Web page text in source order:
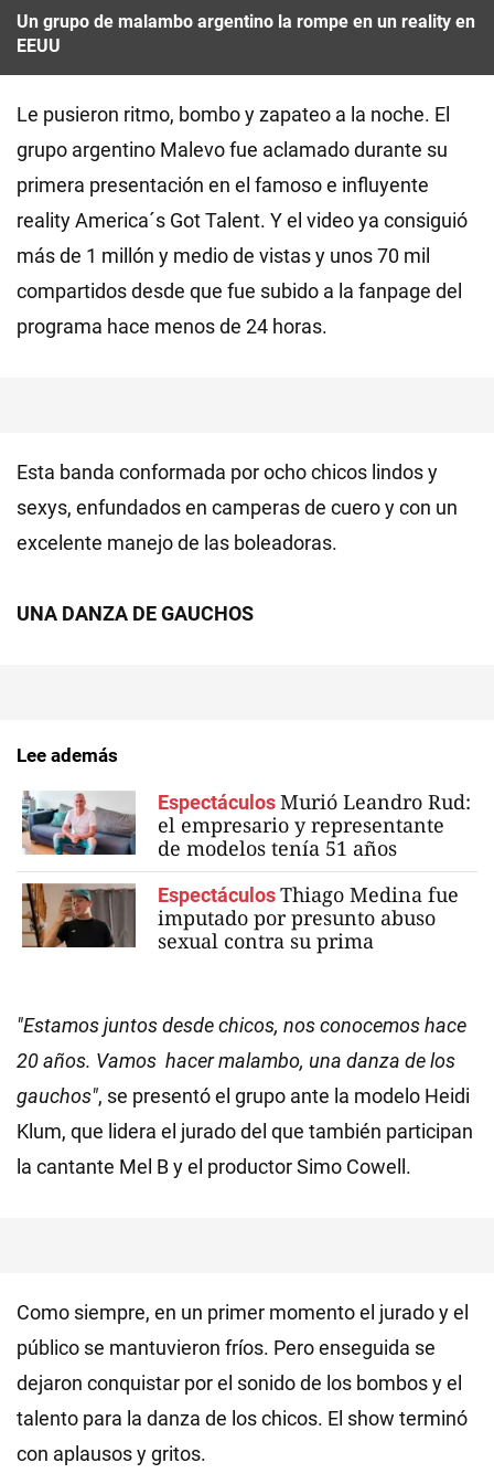
Un grupo de malambo argentino la rompe en un reality en
EEUU
Le pusieron ritmo, bombo y zapateo a la noche. El
grupo argentino Malevo fue aclamado durante su
primera presentación en el famoso e influyente
reality America´s Got Talent. Y el video ya consiguió
más de 1 millón y medio de vistas y unos 70 mil
compartidos desde que fue subido a la fanpage del
programa hace menos de 24 horas.
Esta banda conformada por ocho chicos lindos y
sexys, enfundados en camperas de cuero y con un
excelente manejo de las boleadoras.
UNA DANZA DE GAUCHOS
Lee además
EspectáculosMurió Leandro Rud:
el empresario y representante
de modelos tenía 51 años
EspectáculosThiago Medina fue
imputado por presunto abuso
sexual contra su prima
"Estamos juntos desde chicos, nos conocemos hace
20 años. Vamos hacer malambo, una danza de los
gauchos", se presentó el grupo ante la modelo Heidi
Klum, que lidera el jurado del que también participan
la cantante Mel B y el productor Simo Cowell.
Como siempre, en un primer momento el jurado y el
público se mantuvieron fríos. Pero enseguida se
dejaron conquistar por el sonido de los bombos y el
talento para la danza de los chicos. El show terminó
con aplausos y gritos.